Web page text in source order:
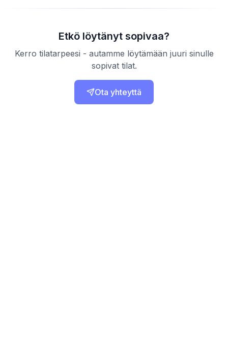
Etkö löytänyt sopivaa?
Kerro tilatarpeesi - autamme löytämään juuri sinulle
sopivat tilat.
Ota yhteyttä